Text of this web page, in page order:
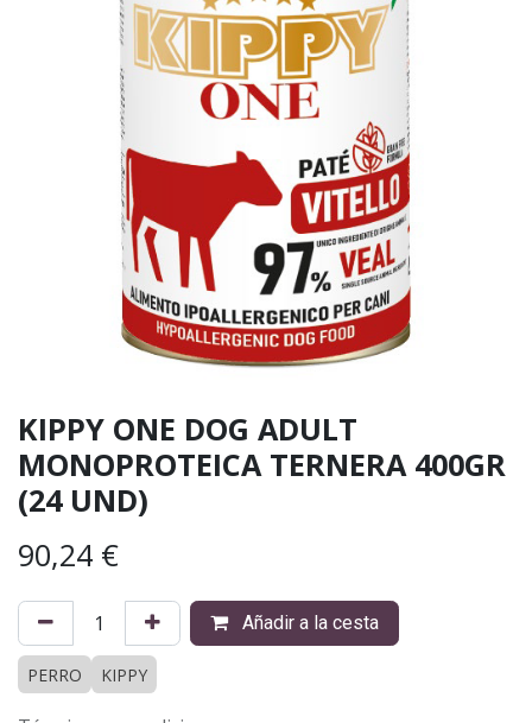
KIPPY ONE DOG ADULT
MONOPROTEICA TERNERA 400GR
(24 UND)
90,24 €
Añadir a la cesta
PERRO KIPPY